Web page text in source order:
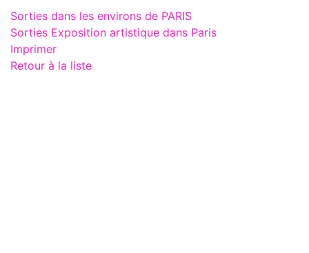
Sorties dans les environs de PARIS
Sorties Exposition artistique dans Paris
Imprimer
Retour à la liste